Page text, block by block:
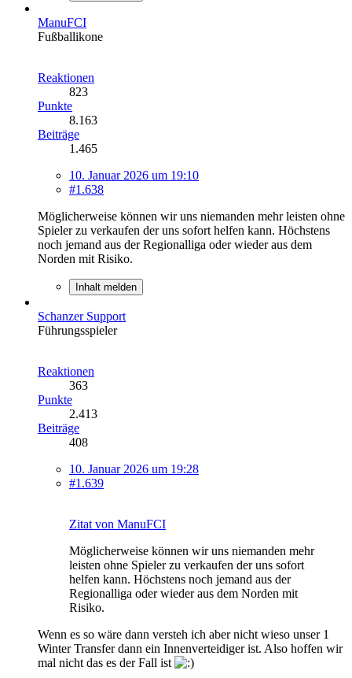
ManuFCI
Fußballikone
Reaktionen
823
Punkte
8.163
Beiträge
1.465
10. Januar 2026 um 19:10
#1.638
Möglicherweise können wir uns niemanden mehr leisten ohne
Spieler zu verkaufen der uns sofort helfen kann. Höchstens
noch jemand aus der Regionalliga oder wieder aus dem
Norden mit Risiko.
Inhalt melden
Schanzer Support
Führungsspieler
Reaktionen
363
Punkte
2.413
Beiträge
408
10. Januar 2026 um 19:28
#1.639
Zitat von ManuFCI
Möglicherweise können wir uns niemanden mehr
leisten ohne Spieler zu verkaufen der uns sofort
helfen kann. Höchstens noch jemand aus der
Regionalliga oder wieder aus dem Norden mit
Risiko.
Wenn es so wäre dann versteh ich aber nicht wieso unser 1
Winter Transfer dann ein Innenverteidiger ist. Also hoffen wir
mal nicht das es der Fall ist